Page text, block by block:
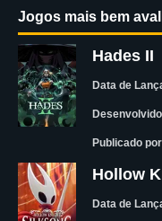
Jogos mais bem
Hades II
Data de
Publicado
Hollow
Data de